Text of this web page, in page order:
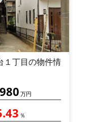
１丁目の物件情
万円
％